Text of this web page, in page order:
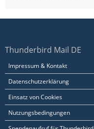
Thunderbird Mail DE
Impressum & Kontakt
Datenschutzerklärung
Einsatz von Cookies
Nutzungsbedingungen